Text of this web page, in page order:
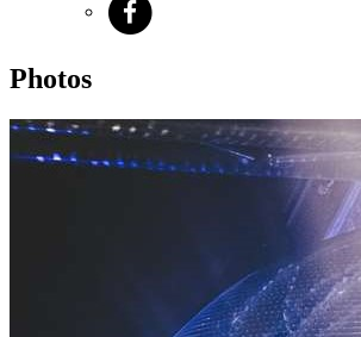
Photos